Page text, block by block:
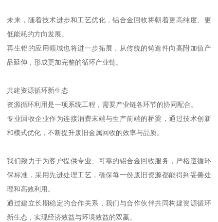
未来，随着技术进步和工艺优化，铝合金回收将朝着更高纯度、更
低能耗的方向发展。
再生铝的应用领域也将进一步拓展，从传统的铸造件向高附加值产
品延伸，形成更加完整的循环产业链。
共建资源循环新生态
资源循环利用是一项系统工程，需要产业链各环节的协同配合。
专业回收企业作为连接消费末端与生产前端的桥梁，通过技术创新
和模式优化，不断提升废旧金属回收的效率与品质。
我们致力于为客户提供专业、可靠的铝合金回收服务，严格遵循环
保标准，采用先进处理工艺，确保每一份废旧资源都能得到妥善处
理和高效利用。
通过建立长期稳定的合作关系，我们与合作伙伴共同构建资源循环
新生态，实现经济效益与环境效益的双赢。